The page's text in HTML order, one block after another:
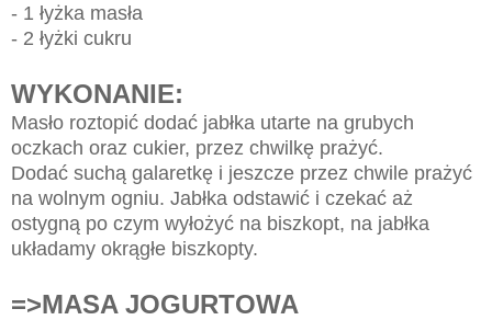
- 1 łyżka masła
- 2 łyżki cukru
WYKONANIE:
Masło roztopić dodać jabłka utarte na grubych
oczkach oraz cukier, przez chwilkę prażyć.
Dodać suchą galaretkę i jeszcze przez chwile prażyć
na wolnym ogniu. Jabłka odstawić i czekać aż
ostygną po czym wyłożyć na biszkopt, na jabłka
układamy okrągłe biszkopty.
=>MASA JOGURTOWA